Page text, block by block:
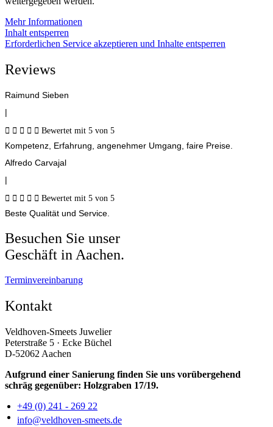
Mehr Informationen
Inhalt entsperren
Erforderlichen Service akzeptieren und Inhalte entsperren
Reviews
Raimund Sieben
|
     Bewertet mit 5 von 5
Kompetenz, Erfahrung, angenehmer Umgang, faire Preise.
Alfredo Carvajal
|
     Bewertet mit 5 von 5
Beste Qualität und Service.
Besuchen Sie unser
Geschäft in Aachen.
Terminvereinbarung
Kontakt
Veldhoven-Smeets Juwelier
Peterstraße 5 · Ecke Büchel
D-52062 Aachen
Aufgrund einer Sanierung finden Sie uns vorübergehend
schräg gegenüber: Holzgraben 17/19.
+49 (0) 241 - 269 22
info@veldhoven-smeets.de